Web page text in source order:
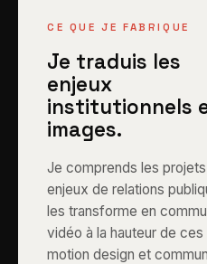
CE QUE JE FABRIQUE
Je traduis les
enjeux
institutionnels
images.
Je comprends les
enjeux de relations
les transforme en
vidéo à la hauteur de
motion design et